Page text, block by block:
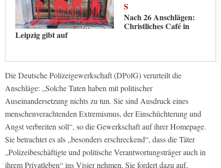
S
Nach 26 Anschlägen:
Christliches Café in
Leipzig gibt auf
Die Deutsche Polizeigewerkschaft (DPolG) verurteilt die
Anschläge: „Solche Taten haben mit politischer
Auseinandersetzung nichts zu tun. Sie sind Ausdruck eines
menschenverachtenden Extremismus, der Einschüchterung und
Angst verbreiten soll“, so die Gewerkschaft auf ihrer Homepage.
Sie betrachtet es als „besonders erschreckend“, dass die Täter
„Polizeibeschäftigte und politische Verantwortungsträger auch in
ihrem Privatleben“ ins Visier nehmen. Sie fordert dazu auf,